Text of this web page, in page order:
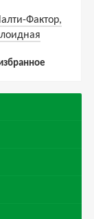
Фактор,